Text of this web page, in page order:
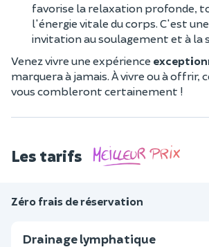
favorise la relaxation profonde,
l'énergie vitale du corps. C'est
invitation au soulagement et à la
Venez vivre une expérience
marquera à jamais. À vivre ou à offrir,
vous combleront certainement !
Les tarifs
Zéro frais de réservation
Drainage lymphatique